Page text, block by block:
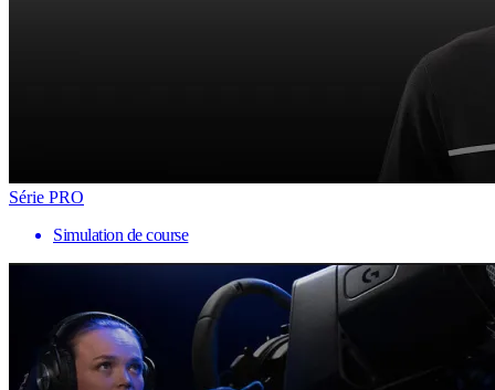
Série PRO
Simulation de course